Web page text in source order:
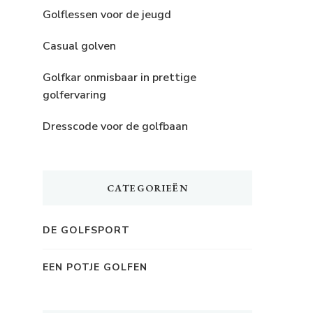
Golflessen voor de jeugd
Casual golven
Golfkar onmisbaar in prettige
golfervaring
Dresscode voor de golfbaan
CATEGORIEËN
DE GOLFSPORT
EEN POTJE GOLFEN